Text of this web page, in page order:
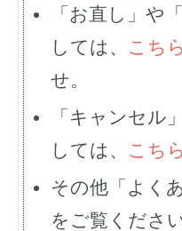
「お直し」や
しては、 こちら
せ。
「キャンセル
しては、 こちら
その他「よく
をご覧くださ